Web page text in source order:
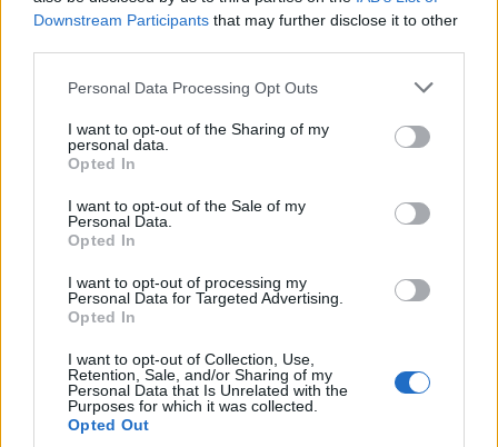
Downstream Participants that may further disclose it to other
Personal Data Processing Opt Outs
I want to opt-out of the Sharing of my
personal data.
Opted In
I want to opt-out of the Sale of my
Personal Data.
Opted In
I want to opt-out of processing my
Personal Data for Targeted Advertising.
Opted In
I want to opt-out of Collection, Use,
Retention, Sale, and/or Sharing of my
Personal Data that Is Unrelated with the
Purposes for which it was collected.
Opted Out
Artigo anterior
Município da Lousã
encontra-se a concluir 4
projetos de Condomínio de
Aldeia
Próximo artigo
apoia empresas ibéricas a
tornarem o turismo rural
ARTIGOS RELACIONADOSMAIS DO AUTOR